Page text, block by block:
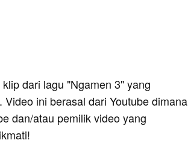
dari lagu "Ngamen 3" yang
ini berasal dari Youtube dimana
dan/atau pemilik video yang